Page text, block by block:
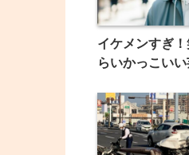
イケメンすぎ！
らいかっこいい